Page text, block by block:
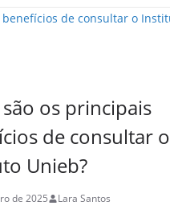
os principais
de consultar o
Unieb?
de 2025 Lara Santos